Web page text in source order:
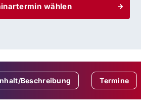
wählen
Beschreibung Termine